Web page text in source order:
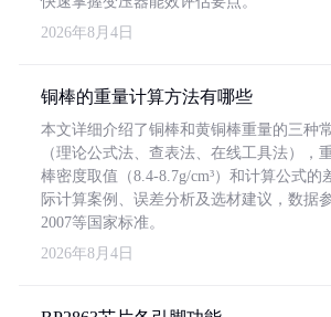
2026年8月4日
铜棒的重量计算方法有哪些
本文详细介绍了铜棒和黄铜棒重量的三种
（理论公式法、查表法、在线工具法），
棒密度取值（8.4-8.7g/cm³）和计算公式的
际计算案例、误差分析及选材建议，数据
2007等国家标准。
2026年8月4日